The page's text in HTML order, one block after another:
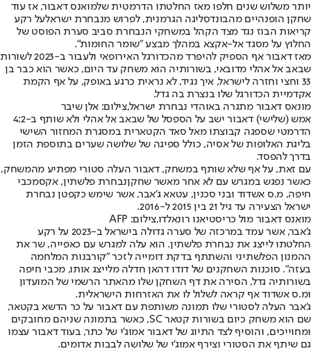
יותר משלוש שנים חלפו מאז החלטתו הדרמטית שלמואנס דאבור, אז עוד
שחקן הופנהיים מהבונדסליגה הגרמנית, לפרוש מנבחרת ישראלעל רקע
קריאות הבוז נגד מצד הקהל במשחקי הנבחרת סביב סערת הפוסט של
החלוץ על מסגד אל-אקצא במהלך מבצע "שומר החומות".
מאז דאבור אף הספיק להיפרד מהכדורגל האירופאי ולעבור ב-2023 לשורות
שבאב אל אהלי מדובאי, בשורותיה הוא משחק עד היום, כאשר הוא כבר בן
33 וחצי וחזרה לישראל, איך נגיד, לא נראית כרגע באופק, על אף הקמת
אקדמיית הכדורגל שלו בנצרת בה גדל.
מונאס דאבור מתגרה באוהדי נבחרת ישראל,צילום: אלן שיבר
אמש (שלישי) דאבור ישב על הספסל של שבאב אל אהלי ולא שותף ב-4:2
הדרמטי שספגה קבוצתו מאל סאד הקטארית במסגרת המחזור השישי
בליגת האלופות של אסיה, כולל ספיגה של שלושה שערים בתוספת הזמן
בדרך להפסד.
עם זאת, על אף שלא שותף במשחק, דאבור העלה סטורי מפתיע מהמשחק,
כאשר נפגש במגרש עם לא אחר מאשר שחקןנבחרת פלשתין, אקסמכבי
חיפה, מ.ס אשדוד ובני סכנין, עטאא ג'אבר, אשר שימש כקפטן נבחרת
ישראל הצעירה עד גיל 21 בין 2015 ל-2016.
מואנס דאבור מול כריסטיאנו רונאלדו,צילום: AFP
ג'אבר, אשר עמד במרכזה של סערה גדולה בישראל ב-2023 על רקע
החלטתו לייצג את נבחרת פלשתין. הוא עלה למגרש עם כאפייה, שר את
ההמנון הפלשתיני והשתתף בדקת דומייה לזכר "קורבנות המלחמה
בעזה". סוכנות השחקנים של דודו דהאן חדלה מלייצג אותו, מכבי חיפה
בשורותיה גדל, הסירה את דף השחקן שלו מהאתר הרשמי של המועדון
ומ.ס אשדוד אף קראה לשלול לו את האזרחות הישראלית.
ג'אבר העלה לסטורי שלו תמונה משותפת עם דאבור על כר הדשא בקטאר,
שם הוא משחק כיום בשורות קטאר SC, כאשר בתמונה שניהם מחובקים
ומחוייכים, והוסיף לצד התיוג של דאבור אמוג'י של כתר, בעוד דאבור עצמו
גם שיתף את הסטורי וצירף אמוג'י של שלושה לבבות אדומים.